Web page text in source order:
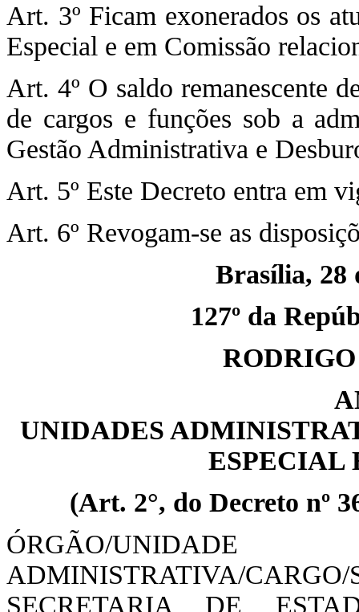
Art. 3º Ficam exonerados os
Especial e em Comissão
Art. 4º O saldo remanescente
de cargos e funções sob a
Gestão Administrativa e
Art. 5º Este Decreto entra em
Art. 6º Revogam-se as
Brasília, 28
127º da
UNIDADES
ESPECIAL
(Art. 2°, do Decreto nº
ÓRGÃO/UNIDADE
ADMINISTRATIVA/
SECRETARIA DE